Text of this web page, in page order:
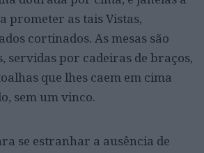
prometer as tais Vistas,
cortinados. As mesas são
servidas por cadeiras de braços,
que lhes caem em cima
sem um vinco.
se estranhar a ausência de